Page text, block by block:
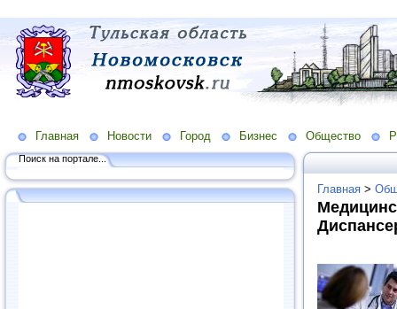
Главная Новости Город Бизнес Общество
Поиск на портале...
Главная >